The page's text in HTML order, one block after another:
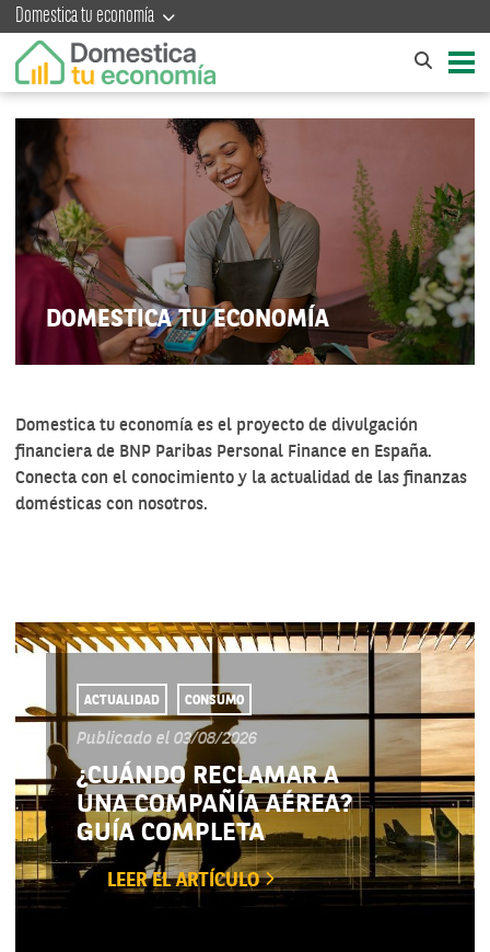
Domestica tu economía
DOMESTICA TU ECONOMÍA
Domestica tu economía es el proyecto de divulgación
financiera de BNP Paribas Personal Finance en España.
Conecta con el conocimiento y la actualidad de las finanzas
domésticas con nosotros.
ACTUALIDAD CONSUMO
Publicado el 03/08/2026
¿CUÁNDO RECLAMAR A
UNA COMPAÑÍA AÉREA?
GUÍA COMPLETA
LEER EL ARTÍCULO